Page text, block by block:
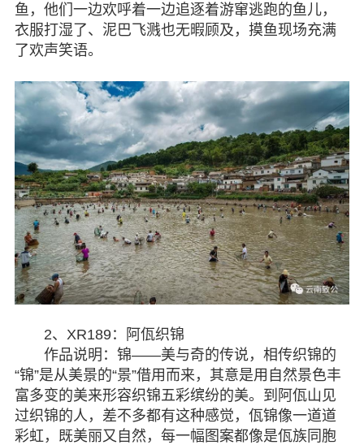
联系我们
脱贫攻坚
侨海动态
七彩云南
鱼，他们一边欢呼着一边追逐着游窜逃跑的鱼儿，
衣服打湿了、泥巴飞溅也无暇顾及，摸鱼现场充满
了欢声笑语。
2、XR189：阿佤织锦
作品说明：锦——美与奇的传说，相传织锦的
“锦”是从美景的“景”借用而来，其意是用自然景色丰
富多变的美来形容织锦五彩缤纷的美。到阿佤山见
过织锦的人，差不多都有这种感觉，佤锦像一道道
彩虹，既美丽又自然，每一幅图案都像是佤族同胞